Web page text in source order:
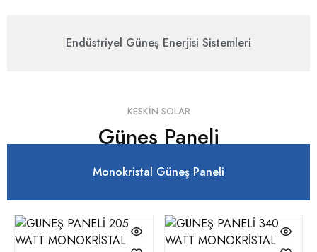
Endüstriyel Güneş Enerjisi Sistemleri
KESKIN SOLAR
Güneş Paneli
Monokristal Güneş Paneli